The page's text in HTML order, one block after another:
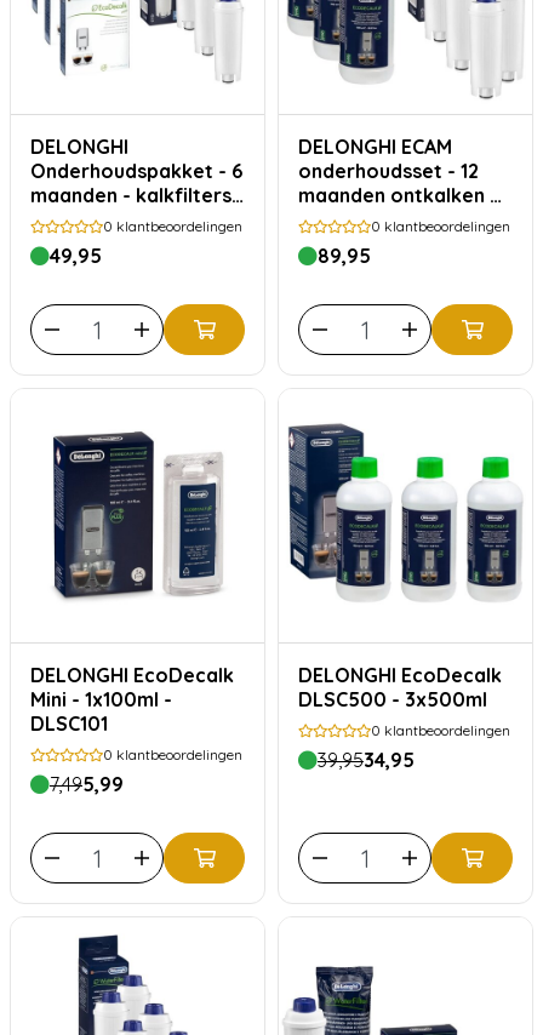
DELONGHI
Onderhoudspakket - 6
maanden - kalkfilters
en ontkalken
0 klantbeoordelingen
49,95
DELONGHI ECAM
onderhoudsset - 12
maanden ontkalken en
waterfilters
0 klantbeoordelingen
89,95
DELONGHI EcoDecalk
Mini - 1x100ml -
DLSC101
0 klantbeoordelingen
7,495,99
DELONGHI EcoDecalk
DLSC500 - 3x500ml
0 klantbeoordelingen
39,9534,95